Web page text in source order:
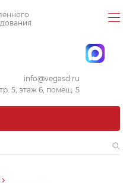
info@vegasd.ru
5, этаж 6, помещ. 5